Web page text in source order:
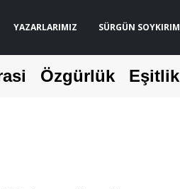
YAZARLARIMIZ SÜRGÜN SOYKIRIM
Özgürlük Eşitlik